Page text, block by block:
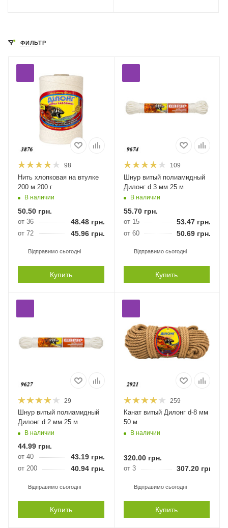
ФИЛЬТР
98
Нить хлопковая на втулке
200 м 200 г
В наличии
50.50 грн.
от 36 48.48 грн.
от 72 45.96 грн.
Відправимо сьогодні
Купить
109
Шнур витый полиамидный
Дилонг d 3 мм 25 м
В наличии
55.70грн.
от 15 53.47грн.
от 60 50.69грн.
Відправимо сьогодні
Купить
29
Шнур витый полиамидный
Дилонг d 2 мм 25 м
В наличии
44.99 грн.
от 40 43.19 грн.
от 200 40.94 грн.
Відправимо сьогодні
Купить
259
Канат витый Дилонг d-8 мм
50 м
В наличии
320.00грн.
от 3 307.20грн.
Відправимо сьогодні
Купить